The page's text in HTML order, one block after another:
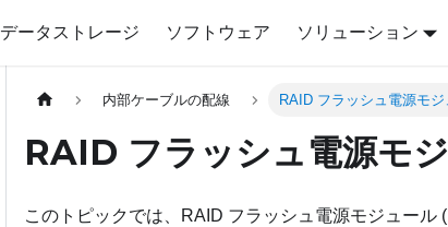
データストレージ ソフトウェア ソリューション
内部ケーブルの配線 RAID フラッシュ電源モ
RAID フラッシュ電源モ
このトピックでは、RAID フラッシュ電源モジュー